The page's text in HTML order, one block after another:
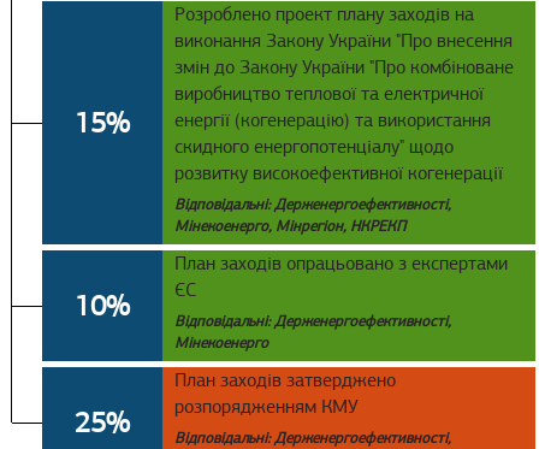
15%
Розроблено проект плану заходів на
виконання Закону України "Про внесення
змін до Закону України "Про комбіноване
виробництво теплової та електричної
енергії (когенерацію) та використання
скидного енергопотенціалу" щодо
розвитку високоефективної когенерації
Відповідальні: Держенергоефективності,
Мінекоенерго, Мінрегіон, НКРЕКП
10%
План заходів опрацьовано з експертами
ЄС
Відповідальні: Держенергоефективності,
Мінекоенерго
25%
План заходів затверджено
розпорядженням КМУ
Відповідальні: Держенергоефективності,